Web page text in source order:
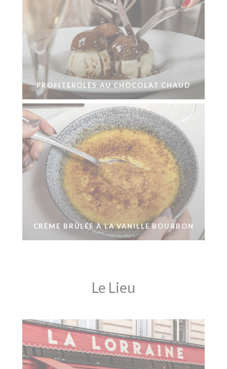
PROFITEROLES AU CHOCOLAT CHAUD
CRÈME BRÛLÉE À LA VANILLE BOURBON
Le Lieu